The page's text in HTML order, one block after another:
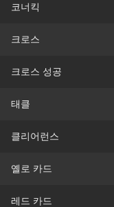
코너킥
크로스
크로스 성공
태클
클리어런스
옐로 카드
레드 카드